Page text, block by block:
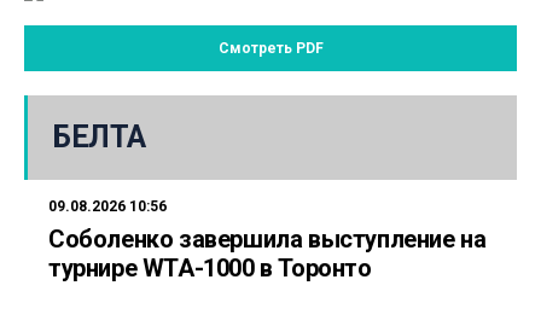
Смотреть PDF
БЕЛТА
09.08.2026 10:56
Соболенко завершила выступление на
турнире WTA-1000 в Торонто